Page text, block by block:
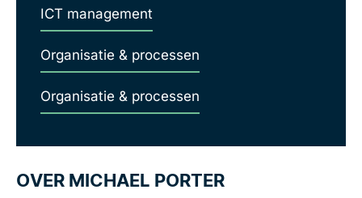
OVER MICHAEL PORTER
ICT management
Organisatie & processen
Organisatie & processen